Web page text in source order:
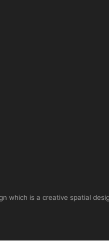
which is a creative spatial